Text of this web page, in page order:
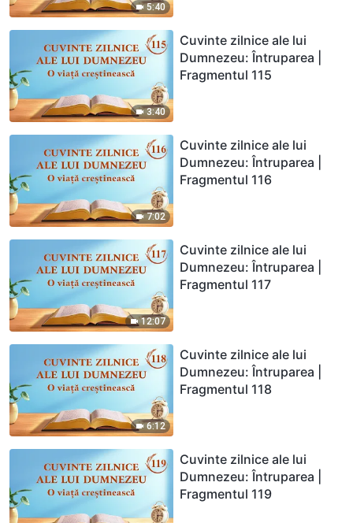
5:40
3:40
Cuvinte zilnice ale lui
Dumnezeu: Întruparea |
Fragmentul 115
7:02
Cuvinte zilnice ale lui
Dumnezeu: Întruparea |
Fragmentul 116
12:07
Cuvinte zilnice ale lui
Dumnezeu: Întruparea |
Fragmentul 117
6:12
Cuvinte zilnice ale lui
Dumnezeu: Întruparea |
Fragmentul 118
Cuvinte zilnice ale lui
Dumnezeu: Întruparea |
Fragmentul 119